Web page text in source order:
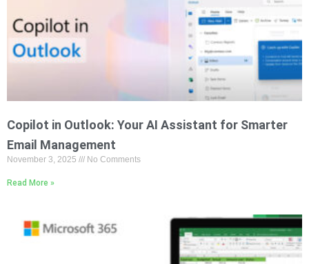
Copilot in Outlook: Your AI Assistant for Smarter
Email Management
November 3, 2025 No Comments
Read More »